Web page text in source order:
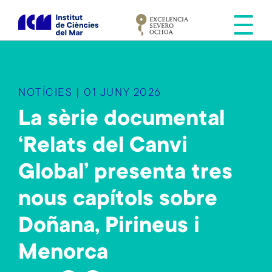
s
NOTÍCIES | 01 JUNY 2026
La sèrie documental
‘Relats del Canvi
Global’ presenta tres
nous capítols sobre
Doñana, Pirineus i
Menorca